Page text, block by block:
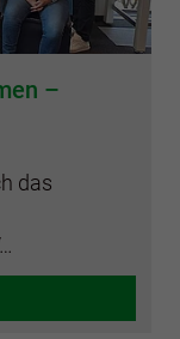
–
das